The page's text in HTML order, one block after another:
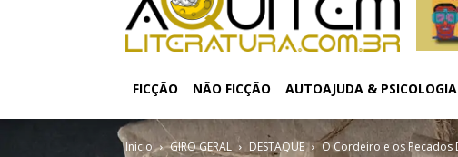
FICÇÃO NÃO FICÇÃO AUTOAJUDA & PSICOLOGIA
Início GIRO GERAL DESTAQUE O Cordeiro e os Pecados